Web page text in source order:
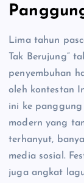
Lima tahun
Tak Berujung”
penyembuhan
oleh kontestan
ini ke
modern yang
terhanyut,
media sosial.
juga angkat